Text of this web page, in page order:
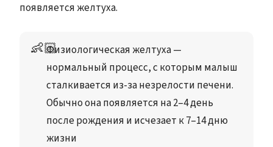
появляется желтуха.
👶🏻Физиологическая желтуха —
нормальный процесс, с которым малыш
сталкивается из-за незрелости печени.
Обычно она появляется на 2–4 день
после рождения и исчезает к 7–14 дню
жизни